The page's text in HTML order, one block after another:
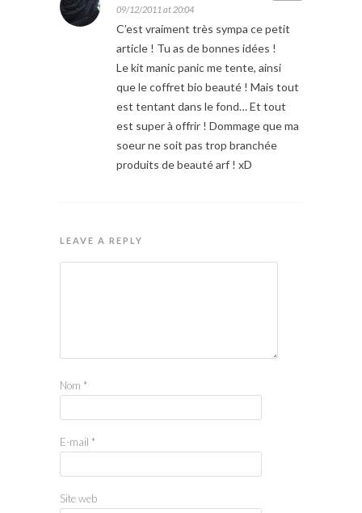
09/12/2011 at 20:04
C’est vraiment très sympa ce petit
article ! Tu as de bonnes idées !
Le kit manic panic me tente, ainsi
que le coffret bio beauté ! Mais tout
est tentant dans le fond… Et tout
est super à offrir ! Dommage que ma
soeur ne soit pas trop branchée
produits de beauté arf ! xD
LEAVE A REPLY
Nom *
E-mail *
Site web